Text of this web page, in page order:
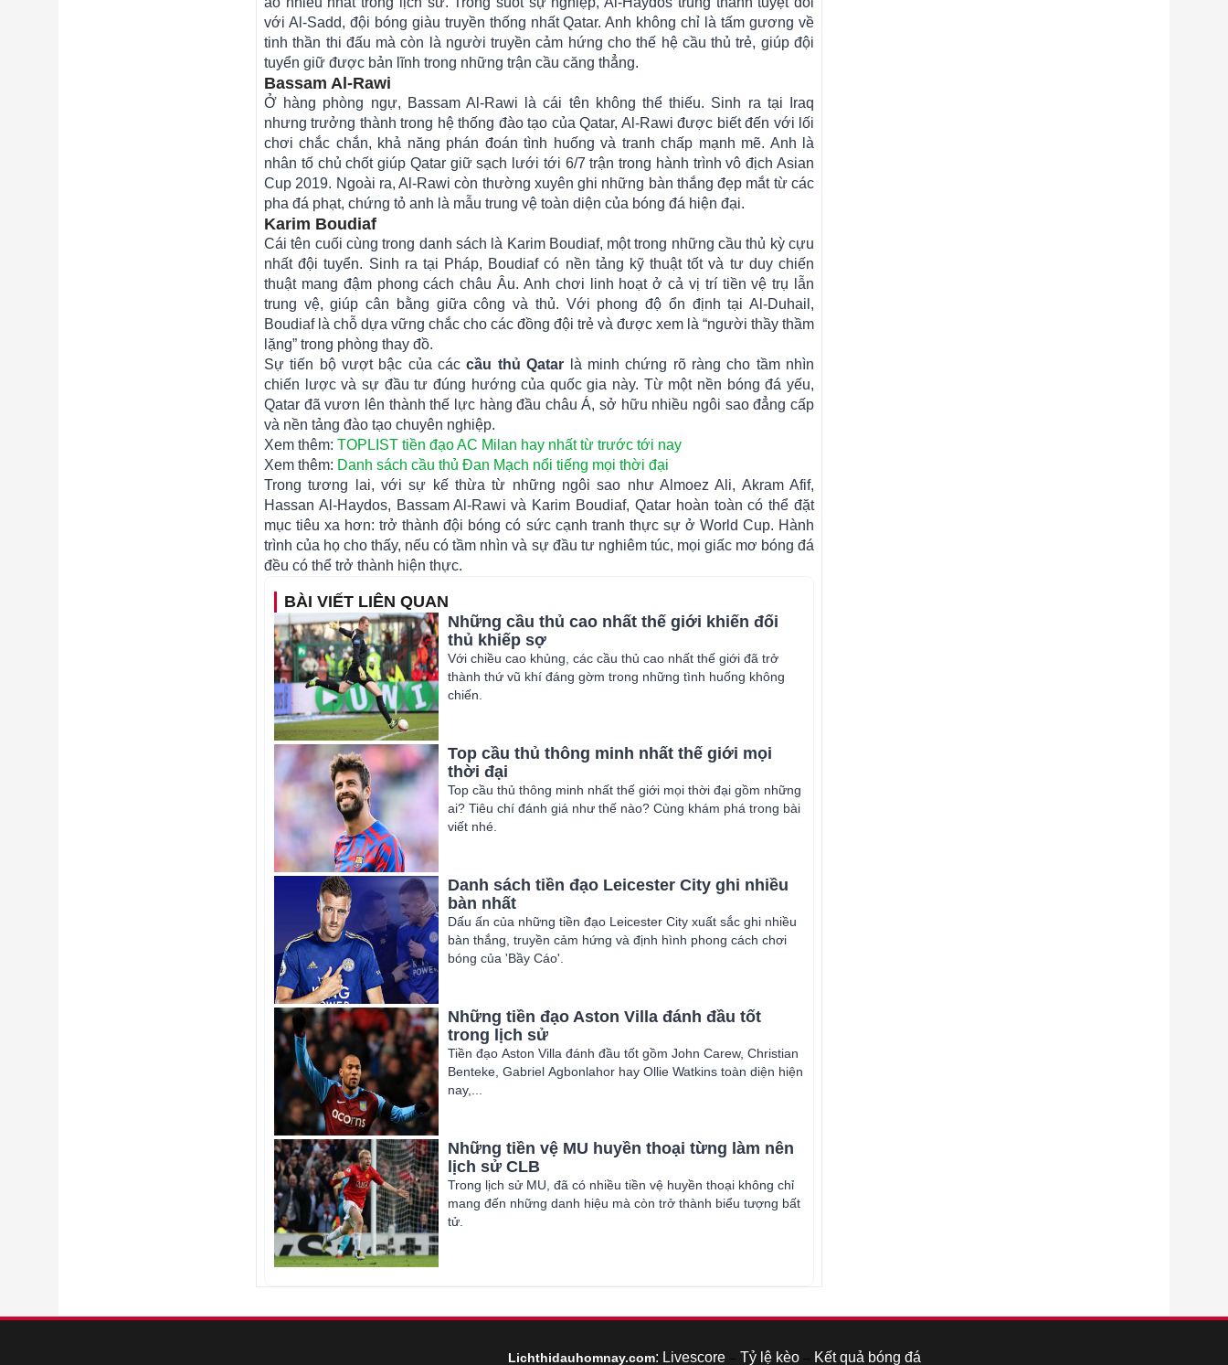
với Al-Sadd, đội bóng giàu truyền thống nhất Qatar. Anh không chỉ là tấm gương về
tinh thần thi đấu mà còn là người truyền cảm hứng cho thế hệ cầu thủ trẻ, giúp đội
tuyển giữ được bản lĩnh trong những trận cầu căng thẳng.
Bassam Al-Rawi
Ở hàng phòng ngự, Bassam Al-Rawi là cái tên không thể thiếu. Sinh ra tại Iraq
nhưng trưởng thành trong hệ thống đào tạo của Qatar, Al-Rawi được biết đến với lối
chơi chắc chắn, khả năng phán đoán tình huống và tranh chấp mạnh mẽ. Anh là
nhân tố chủ chốt giúp Qatar giữ sạch lưới tới 6/7 trận trong hành trình vô địch Asian
Cup 2019. Ngoài ra, Al-Rawi còn thường xuyên ghi những bàn thắng đẹp mắt từ các
pha đá phạt, chứng tỏ anh là mẫu trung vệ toàn diện của bóng đá hiện đại.
Karim Boudiaf
Cái tên cuối cùng trong danh sách là Karim Boudiaf, một trong những cầu thủ kỳ cựu
nhất đội tuyển. Sinh ra tại Pháp, Boudiaf có nền tảng kỹ thuật tốt và tư duy chiến
thuật mang đậm phong cách châu Âu. Anh chơi linh hoạt ở cả vị trí tiền vệ trụ lẫn
trung vệ, giúp cân bằng giữa công và thủ. Với phong độ ổn định tại Al-Duhail,
Boudiaf là chỗ dựa vững chắc cho các đồng đội trẻ và được xem là “người thầy thầm
lặng” trong phòng thay đồ.
Sự tiến bộ vượt bậc của cáccầu thủ Qatar là minh chứng rõ ràng cho tầm nhìn
chiến lược và sự đầu tư đúng hướng của quốc gia này. Từ một nền bóng đá yếu,
Qatar đã vươn lên thành thế lực hàng đầu châu Á, sở hữu nhiều ngôi sao đẳng cấp
và nền tảng đào tạo chuyên nghiệp.
Xem thêm: TOPLIST tiền đạo AC Milan hay nhất từ trước tới nay
Xem thêm: Danh sách cầu thủ Đan Mạch nổi tiếng mọi thời đại
Trong tương lai, với sự kế thừa từ những ngôi sao như Almoez Ali, Akram Afif,
Hassan Al-Haydos, Bassam Al-Rawi và Karim Boudiaf, Qatar hoàn toàn có thể đặt
mục tiêu xa hơn: trở thành đội bóng có sức cạnh tranh thực sự ở World Cup. Hành
trình của họ cho thấy, nếu có tầm nhìn và sự đầu tư nghiêm túc, mọi giấc mơ bóng đá
đều có thể trở thành hiện thực.
BÀI VIẾT LIÊN QUAN
Những cầu thủ cao nhất thế giới khiến đối
thủ khiếp sợ
Với chiều cao khủng, các cầu thủ cao nhất thế giới đã trở
thành thứ vũ khí đáng gờm trong những tình huống không
chiến.
Top cầu thủ thông minh nhất thế giới mọi
thời đại
Top cầu thủ thông minh nhất thế giới mọi thời đại gồm những
ai? Tiêu chí đánh giá như thế nào? Cùng khám phá trong bài
viết nhé.
Danh sách tiền đạo Leicester City ghi nhiều
bàn nhất
Dấu ấn của những tiền đạo Leicester City xuất sắc ghi nhiều
bàn thắng, truyền cảm hứng và định hình phong cách chơi
bóng của 'Bầy Cáo'.
Những tiền đạo Aston Villa đánh đầu tốt
trong lịch sử
Tiền đạo Aston Villa đánh đầu tốt gồm John Carew, Christian
Benteke, Gabriel Agbonlahor hay Ollie Watkins toàn diện hiện
nay,...
Những tiền vệ MU huyền thoại từng làm nên
lịch sử CLB
Trong lịch sử MU, đã có nhiều tiền vệ huyền thoại không chỉ
mang đến những danh hiệu mà còn trở thành biểu tượng bất
tử.
Lichthidauhomnay.com: Livescore – Tỷ lệ kèo – Kết quả bóng đá